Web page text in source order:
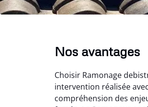
Nos avantages
Choisir Ramonage
intervention réalisée
compréhension des